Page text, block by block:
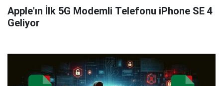
Apple'ın İlk 5G Modemli Telefonu iPhone SE 4
Geliyor